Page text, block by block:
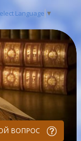
Language ▼
ВОПРОС